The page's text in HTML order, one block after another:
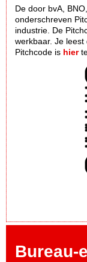
De door bvA,
onderschreven
industrie. De
werkbaar. Je leest
Pitchcode is hier
Bureau-